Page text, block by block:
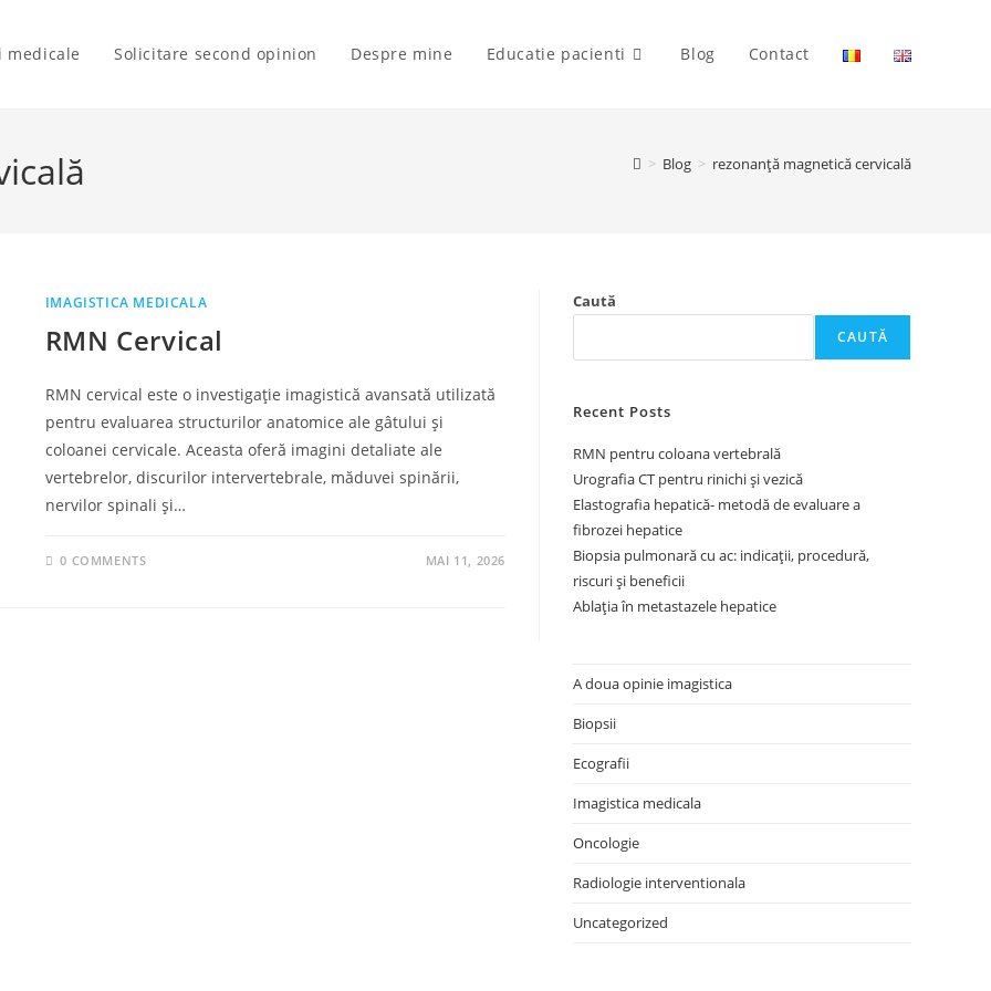
medicale Solicitare second opinion Despre mine Educatie pacienti Blog Contact
> Blog > rezonanță magnetică cervicală
IMAGISTICA MEDICALA
RMN Cervical
RMN cervical este o investigație imagistică avansată utilizată
pentru evaluarea structurilor anatomice ale gâtului și
coloanei cervicale. Aceasta oferă imagini detaliate ale
vertebrelor, discurilor intervertebrale, măduvei spinării,
nervilor spinali și…
0 COMMENTS MAI 11, 2026
Caută
CAUTĂ
Recent Posts
RMN pentru coloana vertebrală
Urografia CT pentru rinichi și vezică
Elastografia hepatică- metodă de evaluare a
fibrozei hepatice
Biopsia pulmonară cu ac: indicații, procedură,
riscuri și beneficii
Ablația în metastazele hepatice
A doua opinie imagistica
Biopsii
Ecografii
Imagistica medicala
Oncologie
Radiologie interventionala
Uncategorized